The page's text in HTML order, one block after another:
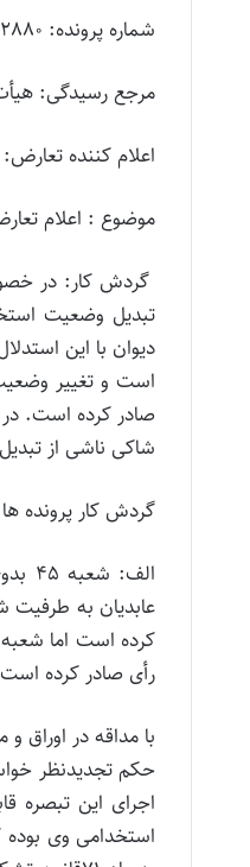
شماره پرونده: 9802880
مرجع رسیدگی:
اعلام کننده
موضوع : اعلام
گردش کار: در
است و تغییر
شاکی ناشی از
گردش کار پرونده
عابدیان به طرفیت
رأی صادر کرده
حکم تجدیدنظر
اجرای این تبصره
استخدامی وی